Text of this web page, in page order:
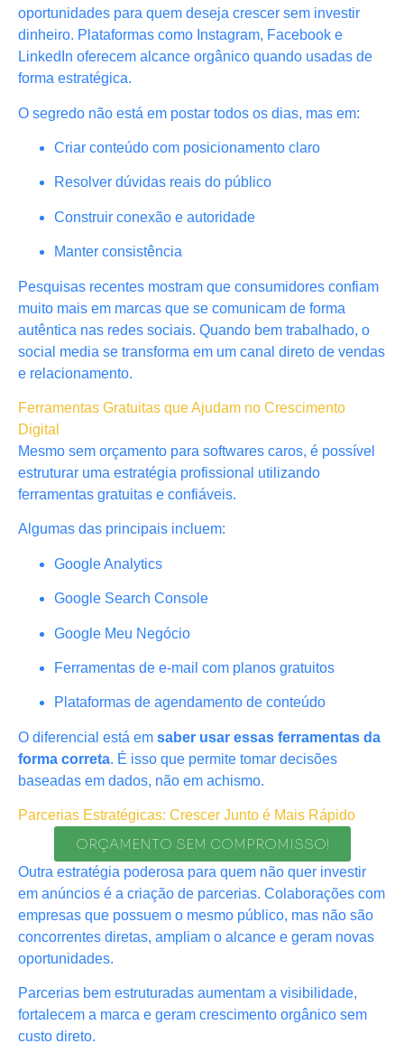
oportunidades para quem deseja crescer sem investir
dinheiro. Plataformas como Instagram, Facebook e
LinkedIn oferecem alcance orgânico quando usadas de
forma estratégica.
O segredo não está em postar todos os dias, mas em:
Criar conteúdo com posicionamento claro
Resolver dúvidas reais do público
Construir conexão e autoridade
Manter consistência
Pesquisas recentes mostram que consumidores confiam
muito mais em marcas que se comunicam de forma
autêntica nas redes sociais. Quando bem trabalhado, o
social media se transforma em um canal direto de vendas
e relacionamento.
Ferramentas Gratuitas que Ajudam no Crescimento
Digital
Mesmo sem orçamento para softwares caros, é possível
estruturar uma estratégia profissional utilizando
ferramentas gratuitas e confiáveis.
Algumas das principais incluem:
Google Analytics
Google Search Console
Google Meu Negócio
Ferramentas de e-mail com planos gratuitos
Plataformas de agendamento de conteúdo
O diferencial está em saber usar essas ferramentas da
forma correta. É isso que permite tomar decisões
baseadas em dados, não em achismo.
Parcerias Estratégicas: Crescer Junto é Mais Rápido
ORÇAMENTO SEM COMPROMISSO!
Outra estratégia poderosa para quem não quer investir
em anúncios é a criação de parcerias. Colaborações com
empresas que possuem o mesmo público, mas não são
concorrentes diretas, ampliam o alcance e geram novas
oportunidades.
Parcerias bem estruturadas aumentam a visibilidade,
fortalecem a marca e geram crescimento orgânico sem
custo direto.